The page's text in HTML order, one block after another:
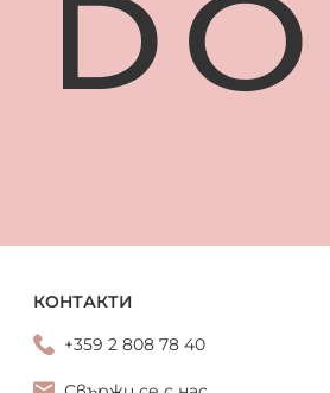
КОНТАКТИ
+359 2 808 78 40